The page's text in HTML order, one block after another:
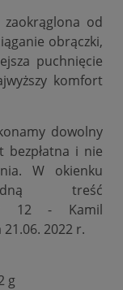
od
obrączki,
puchnięcie
komfort
dowolny
bezpłatna i nie
W okienku
treść
12 - Kamil
2022 r.
g